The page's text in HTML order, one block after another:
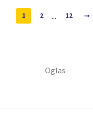
1 2 ... 12